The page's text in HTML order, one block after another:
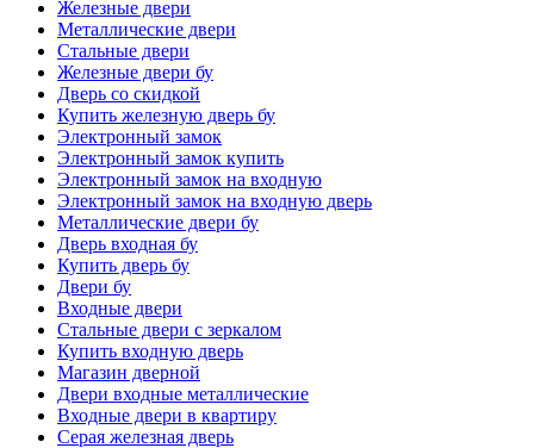
Железные двери
Металлические двери
Стальные двери
Железные двери бу
Дверь со скидкой
Купить железную дверь бу
Электронный замок
Электронный замок купить
Электронный замок на входную
Электронный замок на входную дверь
Металлические двери бу
Дверь входная бу
Купить дверь бу
Двери бу
Входные двери
Стальные двери с зеркалом
Купить входную дверь
Магазин дверной
Двери входные металлические
Входные двери в квартиру
Серая железная дверь